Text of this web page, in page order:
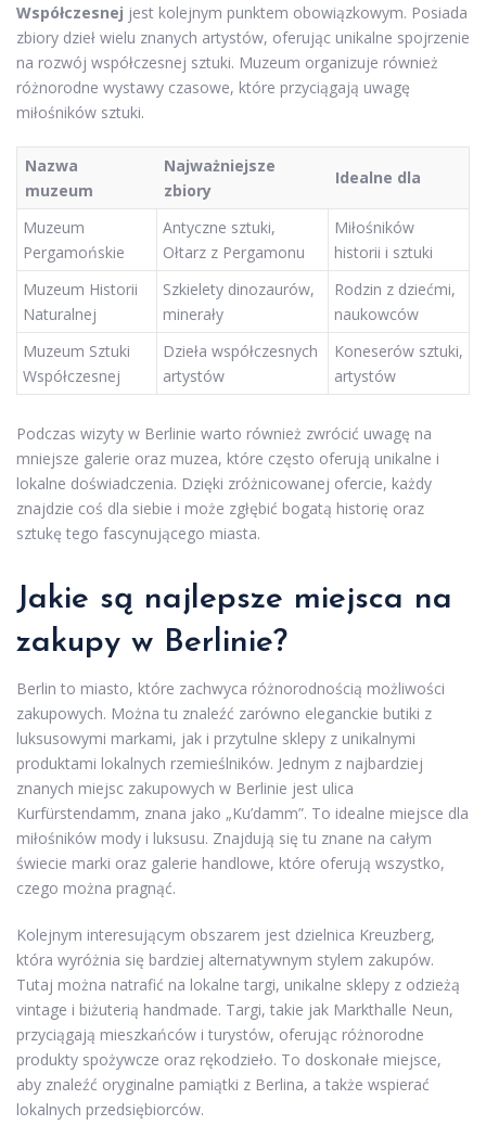
Współczesnej jest kolejnym punktem obowiązkowym. Posiada
zbiory dzieł wielu znanych artystów, oferując unikalne spojrzenie
na rozwój współczesnej sztuki. Muzeum organizuje również
różnorodne wystawy czasowe, które przyciągają uwagę
miłośników sztuki.
Nazwa
muzeum
Najważniejsze
zbiory
Idealne dla
Muzeum
Pergamońskie
Antyczne sztuki,
Ołtarz z Pergamonu
Miłośników
historii i sztuki
Muzeum Historii
Naturalnej
Szkielety dinozaurów,
minerały
Rodzin z dziećmi,
naukowców
Muzeum Sztuki
Współczesnej
Dzieła współczesnych
artystów
Koneserów sztuki,
artystów
Podczas wizyty w Berlinie warto również zwrócić uwagę na
mniejsze galerie oraz muzea, które często oferują unikalne i
lokalne doświadczenia. Dzięki zróżnicowanej ofercie, każdy
znajdzie coś dla siebie i może zgłębić bogatą historię oraz
sztukę tego fascynującego miasta.
Jakie są najlepsze miejsca na
zakupy w Berlinie?
Berlin to miasto, które zachwyca różnorodnością możliwości
zakupowych. Można tu znaleźć zarówno eleganckie butiki z
luksusowymi markami, jak i przytulne sklepy z unikalnymi
produktami lokalnych rzemieślników. Jednym z najbardziej
znanych miejsc zakupowych w Berlinie jest ulica
Kurfürstendamm, znana jako „Ku’damm”. To idealne miejsce dla
miłośników mody i luksusu. Znajdują się tu znane na całym
świecie marki oraz galerie handlowe, które oferują wszystko,
czego można pragnąć.
Kolejnym interesującym obszarem jest dzielnica Kreuzberg,
która wyróżnia się bardziej alternatywnym stylem zakupów.
Tutaj można natrafić na lokalne targi, unikalne sklepy z odzieżą
vintage i biżuterią handmade. Targi, takie jak Markthalle Neun,
przyciągają mieszkańców i turystów, oferując różnorodne
produkty spożywcze oraz rękodzieło. To doskonałe miejsce,
aby znaleźć oryginalne pamiątki z Berlina, a także wspierać
lokalnych przedsiębiorców.